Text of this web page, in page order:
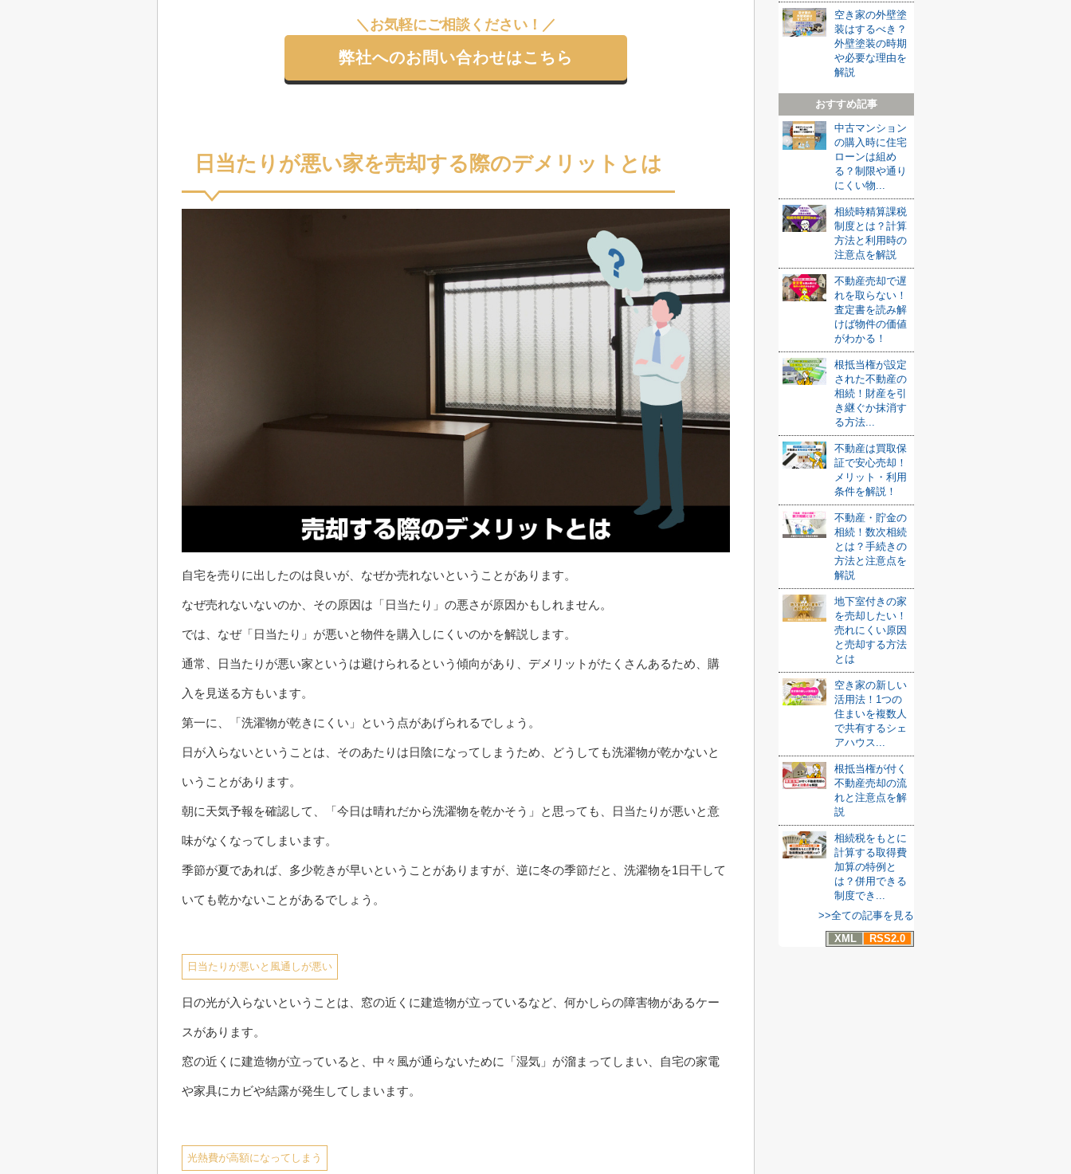
＼お気軽にご相談ください！／
弊社へのお問い合わせはこちら
日当たりが悪い家を売却する際のデメリットとは
自宅を売りに出したのは良いが、なぜか売れないということがあります。
なぜ売れないないのか、その原因は「日当たり」の悪さが原因かもしれません。
では、なぜ「日当たり」が悪いと物件を購入しにくいのかを解説します。
通常、日当たりが悪い家というは避けられるという傾向があり、デメリットがたくさんあるため、購
入を見送る方もいます。
第一に、「洗濯物が乾きにくい」という点があげられるでしょう。
日が入らないということは、そのあたりは日陰になってしまうため、どうしても洗濯物が乾かないと
いうことがあります。
朝に天気予報を確認して、「今日は晴れだから洗濯物を乾かそう」と思っても、日当たりが悪いと意
味がなくなってしまいます。
季節が夏であれば、多少乾きが早いということがありますが、逆に冬の季節だと、洗濯物を1日干して
いても乾かないことがあるでしょう。
日当たりが悪いと風通しが悪い
日の光が入らないということは、窓の近くに建造物が立っているなど、何かしらの障害物があるケー
スがあります。
窓の近くに建造物が立っていると、中々風が通らないために「湿気」が溜まってしまい、自宅の家電
や家具にカビや結露が発生してしまいます。
光熱費が高額になってしまう
空き家の外壁塗
装はするべき？
外壁塗装の時期
や必要な理由を
解説
おすすめ記事
中古マンション
の購入時に住宅
ローンは組め
る？制限や通り
にくい物...
相続時精算課税
制度とは？計算
方法と利用時の
注意点を解説
不動産売却で遅
れを取らない！
査定書を読み解
けば物件の価値
がわかる！
根抵当権が設定
された不動産の
相続！財産を引
き継ぐか抹消す
る方法...
不動産は買取保
証で安心売却！
メリット・利用
条件を解説！
不動産・貯金の
相続！数次相続
とは？手続きの
方法と注意点を
解説
地下室付きの家
を売却したい！
売れにくい原因
と売却する方法
とは
空き家の新しい
活用法！1つの
住まいを複数人
で共有するシェ
アハウス...
根抵当権が付く
不動産売却の流
れと注意点を解
説
相続税をもとに
計算する取得費
加算の特例と
は？併用できる
制度でき...
>>全ての記事を見る
XML
RSS2.0